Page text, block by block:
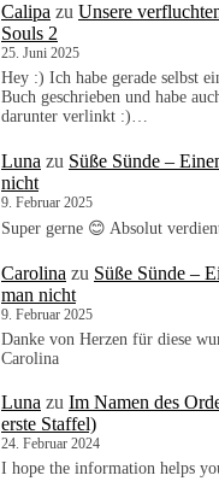
Calipa zu Unsere
Souls 2
25. Juni 2025
Hey :) Ich habe gerade selbst
Buch geschrieben und habe
darunter verlinkt :)…
Luna zu Süße Sünde –
nicht
9. Februar 2025
Super gerne 😊 Absolut
Carolina zu Süße Sünde –
man nicht
9. Februar 2025
Danke von Herzen für diese
Carolina
Luna zu Im Namen des
erste Staffel)
24. Februar 2024
I hope the information helps